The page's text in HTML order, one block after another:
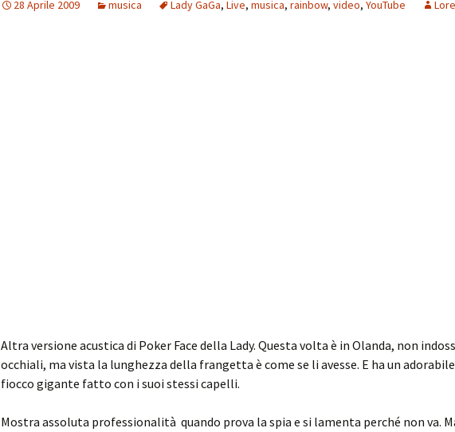
28 Aprile 2009 musica Lady GaGa, Live, musica, rainbow, video, YouTube
Altra versione acustica di Poker Face della Lady. Questa volta è in Olanda, non
occhiali, ma vista la lunghezza della frangetta è come se li avesse. E ha un adorabile
fiocco gigante fatto con i suoi stessi capelli.
Mostra assoluta professionalità quando prova la spia e si lamenta perché non va.